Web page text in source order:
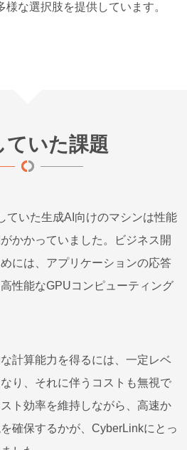
様な選択肢を提供しています。
ていた課題
ていた生成AI向けのマシンは性能
かかっていました。ビジネス開
には、アプリケーションの応答
性能なGPUコンピューティング
計算能力を得るには、一定レベ
り、それに伴うコストも無視で
ト効率を維持しながら、高速か
確保するかが、CyberLinkにとっ